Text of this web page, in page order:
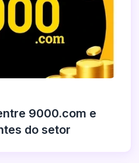
9000.com e
do setor